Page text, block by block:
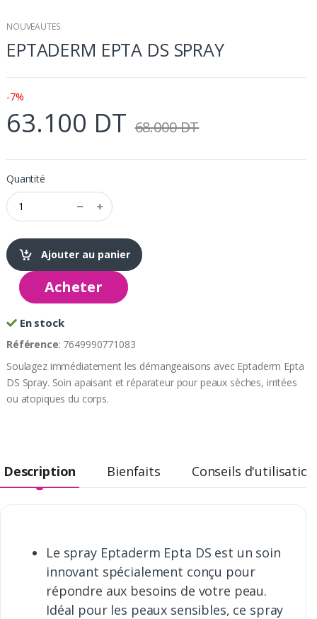
NOUVEAUTES
EPTADERM EPTA DS SPRAY
-7%
63.100 DT 68.000 DT
Quantité
Ajouter au panier
Acheter
En stock
Référence: 7649990771083
Soulagez immédiatement les démangeaisons avec Eptaderm Epta
DS Spray. Soin apaisant et réparateur pour peaux sèches, irritées
ou atopiques du corps.
Description Bienfaits Conseils d'utilisation
Le spray Eptaderm Epta DS est un soin
innovant spécialement conçu pour
répondre aux besoins de votre peau.
Idéal pour les peaux sensibles, ce spray